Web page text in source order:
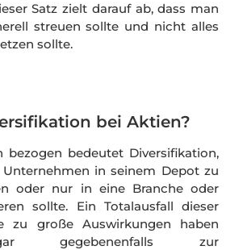
Satz zielt darauf ab, dass man
streuen sollte und nicht alles
sollte.
bei Aktien?
bezogen bedeutet Diversifikation,
in seinem Depot zu
oder nur in eine Branche oder
sollte. Ein Totalausfall dieser
zu große Auswirkungen haben
gegebenenfalls zur